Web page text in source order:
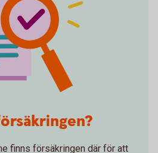
finns försäkringen där för att